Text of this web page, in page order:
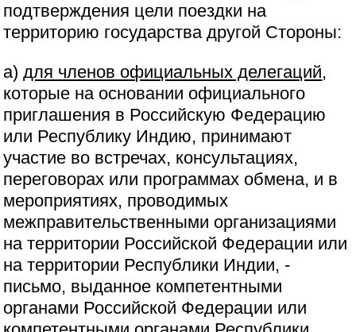
подтверждения цели поездки на
территорию государства другой Стороны:
a)для членов официальных делегаций,
которые на основании официального
приглашения в Российскую Федерацию
или Республику Индию, принимают
участие во встречах, консультациях,
переговорах или программах обмена, и в
мероприятиях, проводимых
межправительственными организациями
на территории Российской Федерации или
на территории Республики Индии, -
письмо, выданное компетентными
органами Российской Федерации или